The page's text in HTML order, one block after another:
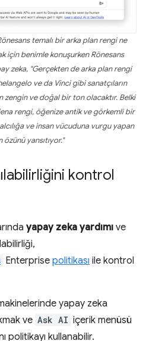
temalı bir arka plan rengi ne
için benimle konuşurken Rönesans
zeka, "Gerçekten de arka plan rengi
ve da Vinci gibi sanatçıların
zengin ve doğal bir ton olacaktır. Belki
rengi, öğenize antik ve görkemli bir
ve insan vücuduna vurgu yapan
özünü yansıtıyor."
kontrol
yapay zeka yardımı ve
Enterprise politikası ile kontrol
yapay zeka
ve Ask AI içerik menüsü
politikayı kullanabilir.